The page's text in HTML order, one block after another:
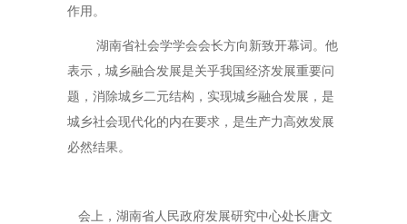
作用。
湖南省社会学学会会长方向新致开幕词。他
表示，城乡融合发展是关乎我国经济发展重要问
题，消除城乡二元结构，实现城乡融合发展，是
城乡社会现代化的内在要求，是生产力高效发展
必然结果。
会上，湖南省人民政府发展研究中心处长唐文